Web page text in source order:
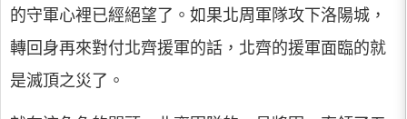
的守軍心裡已經絕望了。如果北周軍隊攻下洛陽城，
轉回身再來對付北齊援軍的話，北齊的援軍面臨的就
是滅頂之災了。